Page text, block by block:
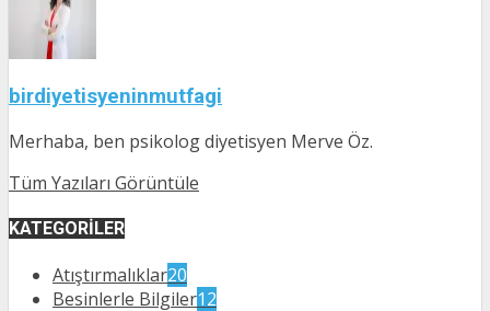
birdiyetisyeninmutfagi
Merhaba, ben psikolog diyetisyen Merve Öz.
Tüm Yazıları Görüntüle
KATEGORILER
Atıştırmalıklar20
Besinlerle Bilgiler12